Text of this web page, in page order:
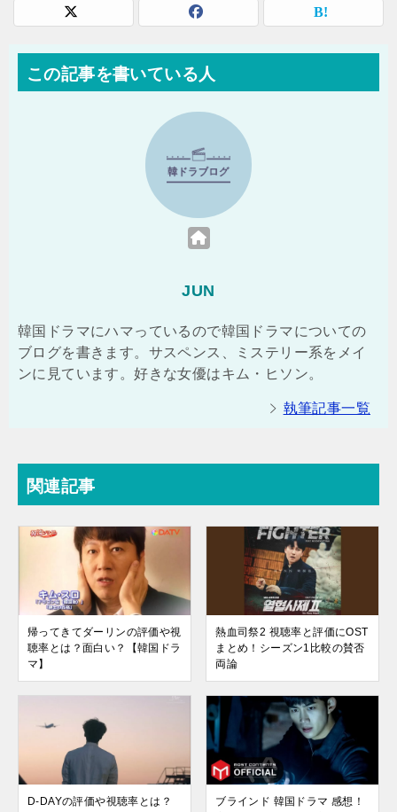
この記事を書いている人
JUN
韓国ドラマにハマっているので韓国ドラマについての
ブログを書きます。サスペンス、ミステリー系をメイ
ンに見ています。好きな女優はキム・ヒソン。
執筆記事一覧
関連記事
帰ってきてダーリンの評価や視
聴率とは？面白い？【韓国ドラ
マ】
熱血司祭2 視聴率と評価にOST
まとめ！シーズン1比較の賛否
両論
D-DAYの評価や視聴率とは？
ブラインド 韓国ドラマ 感想！